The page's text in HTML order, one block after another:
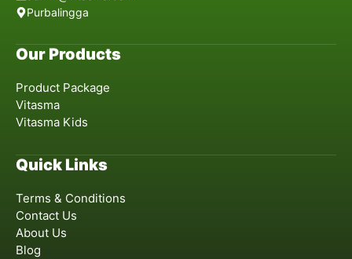
Purbalingga
Our Products
Product Package
Vitasma
Vitasma Kids
Quick Links
Terms & Conditions
Contact Us
About Us
Blog